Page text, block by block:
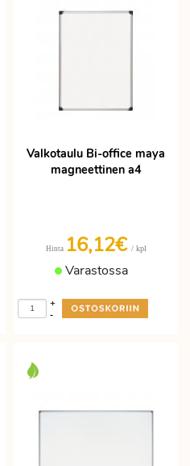
Valkotaulu Bi-office maya
magneettinen a4
Hinta 16,12€ / kpl
Varastossa
-
+